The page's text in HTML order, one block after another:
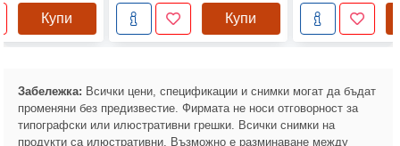
Купи
Купи
Забележка: Всички цени, спецификации и снимки могат да бъдат
променяни без предизвестие. Фирмата не носи отговорност за
типографски или илюстративни грешки. Всички снимки на
продукти са илюстративни. Възможно е разминаване между